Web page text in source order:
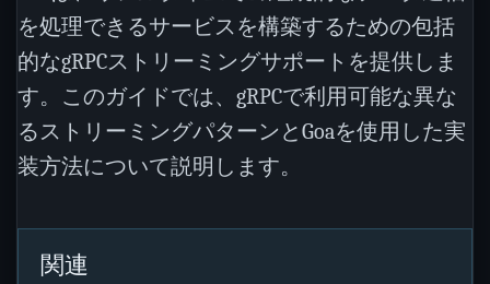
を処理できるサービスを構築するための包括
的なgRPCストリーミングサポートを提供しま
す。このガイドでは、gRPCで利用可能な異な
るストリーミングパターンとGoaを使用した実
装方法について説明します。
関連